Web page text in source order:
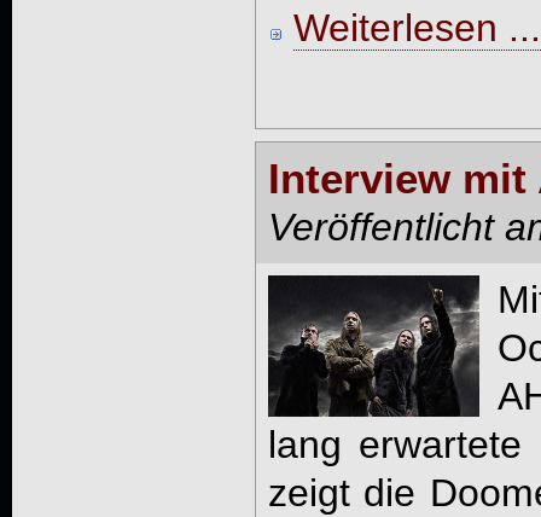
Weiterlesen ...
Interview mit
Veröffentlicht
lang erwartete
zeigt die